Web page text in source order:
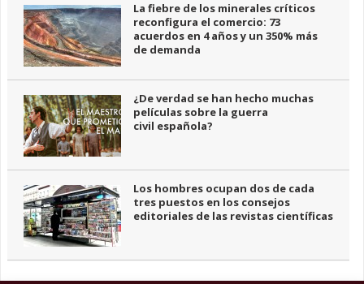
La fiebre de los minerales críticos
reconfigura el comercio: 73
acuerdos en 4 años y un 350% más
de demanda
¿De verdad se han hecho muchas
películas sobre la guerra
civil española?
Los hombres ocupan dos de cada
tres puestos en los consejos
editoriales de las revistas científicas